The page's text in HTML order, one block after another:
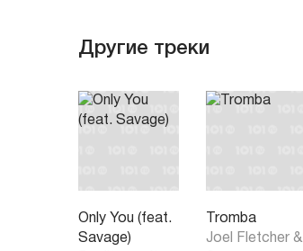
Другие треки
Only You (feat.
Savage)
Tromba
Joel Fletcher &